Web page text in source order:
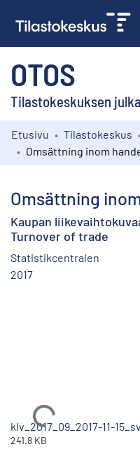
OTOS
Tilastokeskuksen
Kokoelmat
Etusivu Tilastokeskus
Omsättning inom
Omsättning
Kaupan
Turnover of trade
Statistikcentralen
2017
Ladataan...
klv_2017_09_2017-11-
241.8 KB